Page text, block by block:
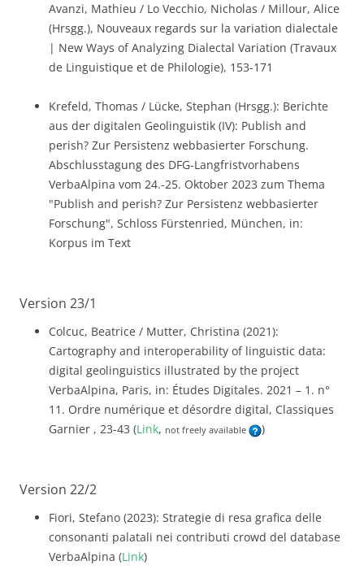
Avanzi, Mathieu / Lo Vecchio, Nicholas / Millour, Alice
(Hrsgg.), Nouveaux regards sur la variation dialectale
| New Ways of Analyzing Dialectal Variation (Travaux
de Linguistique et de Philologie), 153-171
Krefeld, Thomas / Lücke, Stephan (Hrsgg.): Berichte
aus der digitalen Geolinguistik (IV): Publish and
perish? Zur Persistenz webbasierter Forschung.
Abschlusstagung des DFG-Langfristvorhabens
VerbaAlpina vom 24.-25. Oktober 2023 zum Thema
"Publish and perish? Zur Persistenz webbasierter
Forschung", Schloss Fürstenried, München, in:
Korpus im Text
Version 23/1
Colcuc, Beatrice / Mutter, Christina (2021):
Cartography and interoperability of linguistic data:
digital geolinguistics illustrated by the project
VerbaAlpina, Paris, in: Études Digitales. 2021 – 1. n°
11. Ordre numérique et désordre digital, Classiques
Garnier , 23-43 (Link, not freely available )
Version 22/2
Fiori, Stefano (2023): Strategie di resa grafica delle
consonanti palatali nei contributi crowd del database
VerbaAlpina (Link)